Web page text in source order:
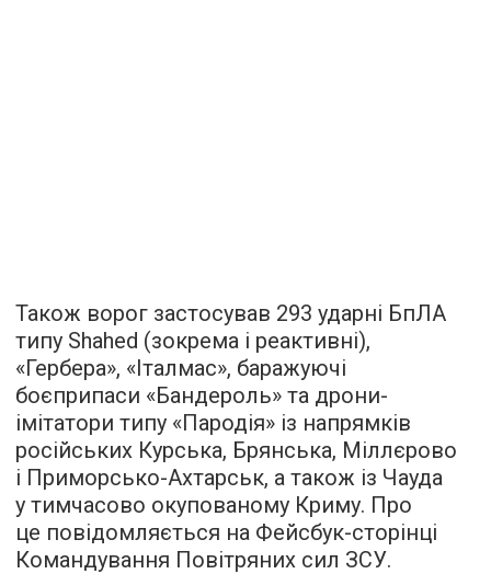
Також ворог застосував 293 ударні БпЛА
типу Shahed (зокрема і реактивні),
«Гербера», «Італмас», баражуючі
боєприпаси «Бандероль» та дрони-
імітатори типу «Пародія» із напрямків
російських Курська, Брянська, Міллєрово
і Приморсько-Ахтарськ, а також із Чауда
у тимчасово окупованому Криму. Про
це повідомляється на Фейсбук-сторінці
Командування Повітряних сил ЗСУ.